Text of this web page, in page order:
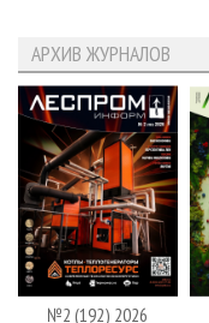
АРХИВ ЖУРНАЛОВ
№2 (192) 2026